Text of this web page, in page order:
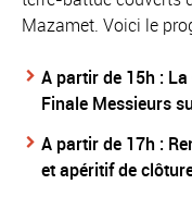
Mazamet. Voici le
A partir de 15h :
Finale Messieurs
A partir de 17h :
et apéritif de